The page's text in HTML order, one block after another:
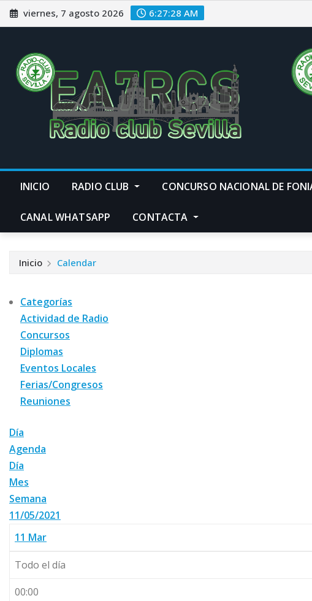
Saltar
al
viernes, 7 agosto 2026 6:27:28 AM
INICIO RADIO CLUB CONCURSO NACIONAL DE
CANAL WHATSAPP CONTACTA
Inicio Calendar
Categorías
Actividad de Radio
Concursos
Diplomas
Eventos Locales
Ferias/Congresos
Reuniones
Día
Agenda
Día
Mes
Semana
11/05/2021
11 Mar
Todo el día
00:00